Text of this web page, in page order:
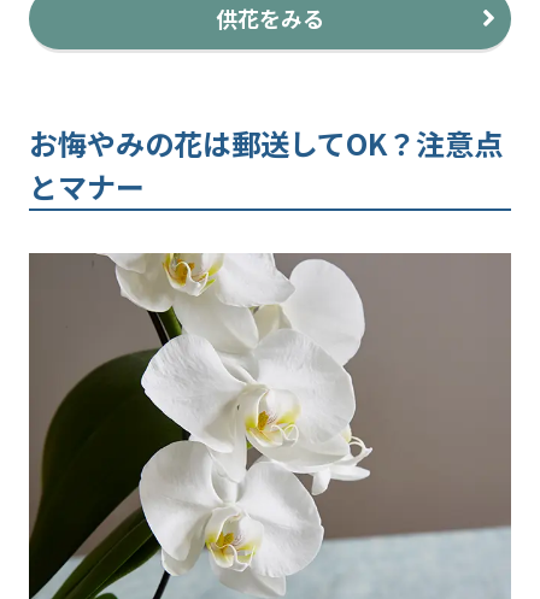
供花をみる
お悔やみの花は郵送してOK？注意点
とマナー